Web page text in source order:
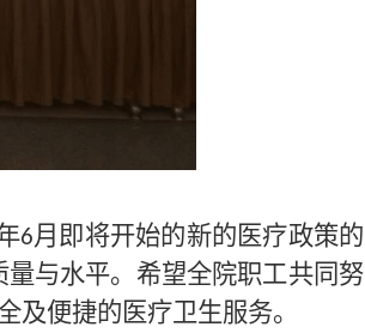
6月即将开始的新的医疗政策的
与水平。希望全院职工共同努
便捷的医疗卫生服务。